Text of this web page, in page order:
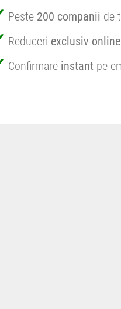
Peste 200 companii de
Reduceri exclusiv online
Confirmare instant pe